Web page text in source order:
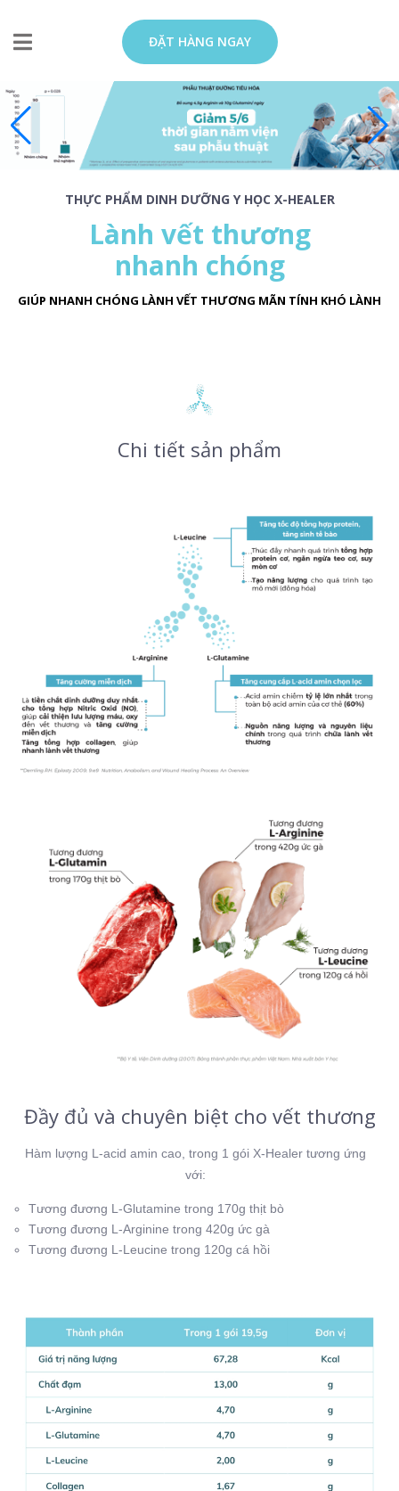
ĐẶT HÀNG NGAY
THỰC PHẨM DINH DƯỠNG Y HỌC X-HEALER
Lành vết thương
nhanh chóng
GIÚP NHANH CHÓNG LÀNH VẾT THƯƠNG MÃN TÍNH KHÓ LÀNH
Chi tiết sản phẩm
Đầy đủ và chuyên biệt cho vết thương
Hàm lượng L-acid amin cao, trong 1 gói X-Healer tương ứng
với:
Tương đương L-Glutamine trong 170g thịt bò
Tương đương L-Arginine trong 420g ức gà
Tương đương L-Leucine trong 120g cá hồi